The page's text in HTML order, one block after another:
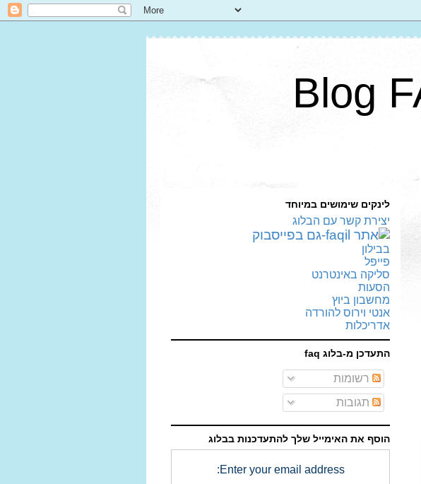
לינקים שימושים במיוחד
יצירת קשר עם הבלוג
בבילון
פייפל
סליקה באינטרנט
הסעות
מחשבון ביוץ
אנטי וירוס להורדה
אדריכלות
התעדכן מ-בלוג faq
רשומות
תגובות
הוסף את האימייל שלך להתעדכנות בבלוג
Enter your email address: